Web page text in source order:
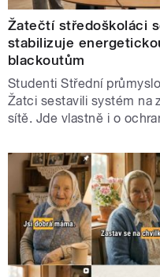
Žatečtí středoškoláci
stabilizuje
blackoutům
Studenti Střední
Žatci sestavili systém na
sítě. Jde vlastně i o